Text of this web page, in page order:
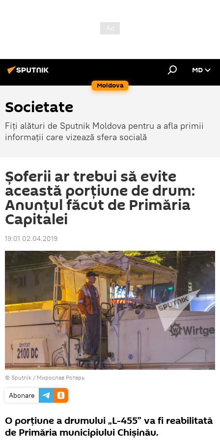
Moldova
MD
Societate
Fiți alături de Sputnik Moldova pentru a afla primii
informații care vizează sfera socială
Șoferii ar trebui să evite
această porțiune de drum:
Anunțul făcut de Primăria
Capitalei
19:01 02.04.2019
© Sputnik / Мирослав Ротарь
Abonare
O porțiune a drumului „L-455” va fi reabilitată
de Primăria municipiului Chișinău.